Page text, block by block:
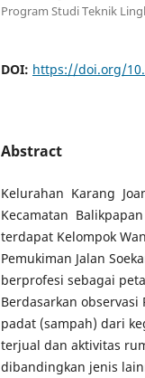
Program Studi Teknik
DOI: https://doi.org/
Abstract
Kelurahan Karang
Kecamatan
terdapat Kelompok
Pemukiman Jalan
berprofesi sebagai
Berdasarkan observasi
padat (sampah) dari
terjual dan aktivitas
dibandingkan jenis